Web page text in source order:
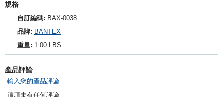
規格
自訂編碼: BAX-0038
品牌: BANTEX
重量: 1.00 LBS
產品評論
輸入您的產品評論
這項未有任何評論